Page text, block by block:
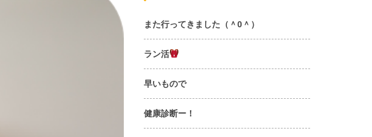
また行ってきました（＾0＾）
ラン活
早いもので
健康診断ー！